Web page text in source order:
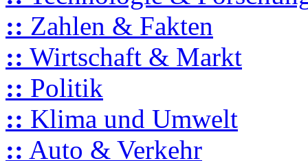
:: Zahlen & Fakten
:: Wirtschaft & Markt
:: Politik
:: Klima und Umwelt
:: Auto & Verkehr